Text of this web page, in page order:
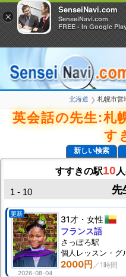
北海道 ❯ 札幌市営
英会話の先生:札
す
新しい検索
すすきの駅10 人
先
1 - 10
更新
2026-08-04
31才 女性
2000円
フランス語
さっぽろ駅
個人 レッスン ・
×
SenseiNavi.com
SenseiNavi.com
FREE - In Google
×
SenseiNavi.com
SenseiNavi.com
FREE - In Google